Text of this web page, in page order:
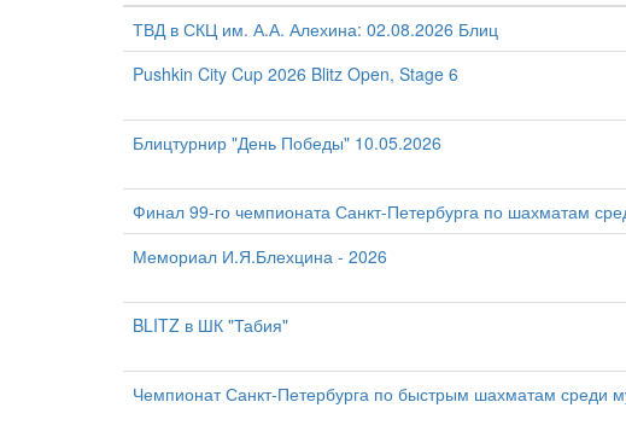
ТВД в СКЦ им. А.А. Алехина: 02.08.2026 Блиц
Pushkin City Cup 2026 Blitz Open, Stage 6
Блицтурнир "День Победы" 10.05.2026
Финал 99-го чемпионата Санкт-Петербурга по шахматам
Мемориал И.Я.Блехцина - 2026
BLITZ в ШК "Табия"
Чемпионат Санкт-Петербурга по быстрым шахматам среди